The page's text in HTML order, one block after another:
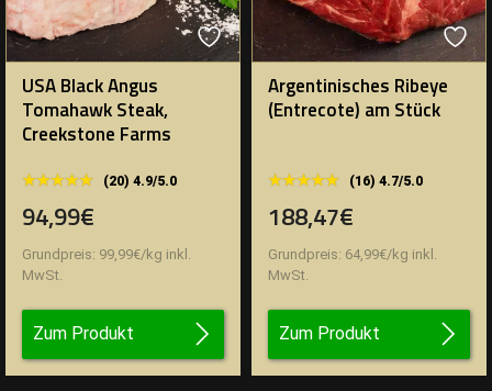
USA Black Angus
Tomahawk Steak,
Creekstone Farms
★★★★★
★★★★★ (20) 4.9/5.0
94,99€
Grundpreis: 99,99€/kg inkl.
MwSt.
Zum Produkt
Argentinisches Ribeye
(Entrecote) am Stück
★★★★★
★★★★★ (16) 4.7/5.0
188,47€
Grundpreis: 64,99€/kg inkl.
MwSt.
Zum Produkt